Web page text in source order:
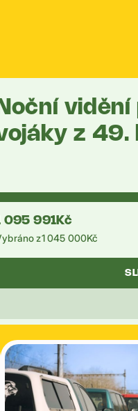
Noční
z 49.
095 991 Kč
z1 045 000Kč